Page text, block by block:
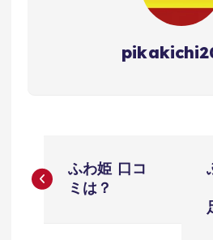
稿
ふわ姫 口コ
ミは？